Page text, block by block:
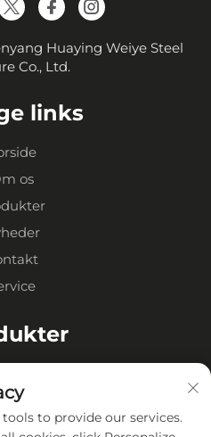
Huaying Weiye Steel
Co., Ltd.
links
os
Værksteder
Bygninger
to provide our services.